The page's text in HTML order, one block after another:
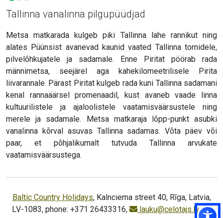
Tallinna vanalinna pilgupüüdjad
Metsa matkarada kulgeb piki Tallinna lahe rannikut ning
alates Püünsist avanevad kaunid vaated Tallinna tornidele,
pilvelõhkujatele ja sadamale. Enne Piritat pöörab rada
männimetsa, seejärel aga kahekilomeetrilisele Pirita
liivarannale. Pärast Piritat kulgeb rada kuni Tallinna sadamani
kenal rannaäärsel promenaadil, kust avaneb vaade linna
kultuurilistele ja ajaloolistele vaatamisväärsustele ning
merele ja sadamale. Metsa matkaraja lõpp-punkt asubki
vanalinna kõrval asuvas Tallinna sadamas. Võta päev või
paar, et põhjalikumalt tutvuda Tallinna arvukate
vaatamisväärsustega.
Baltic Country Holidays, Kalnciema street 40, Rīga, Latvia,
LV-1083, phone: +371 26433316,
lauku@celotajs.lv,